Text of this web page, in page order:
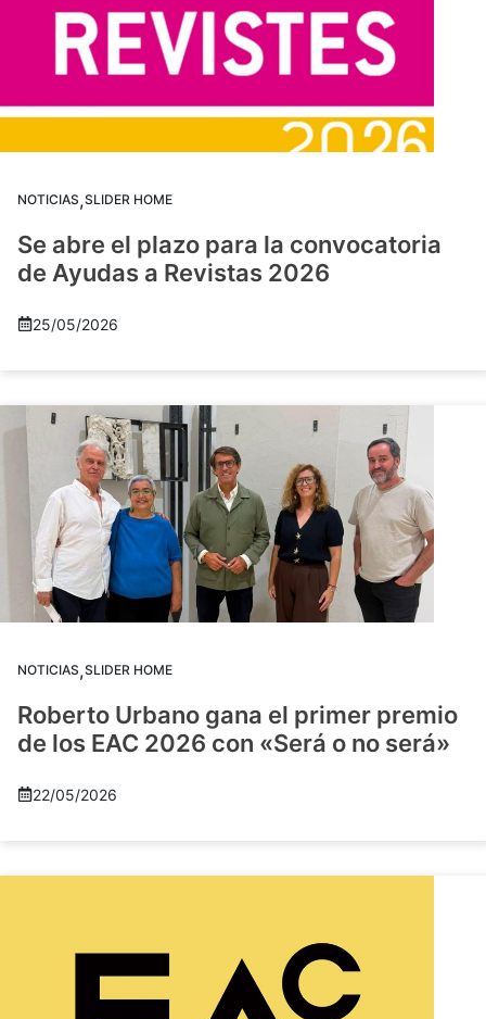
NOTICIAS,SLIDER HOME
Se abre el plazo para la convocatoria
de Ayudas a Revistas 2026
25/05/2026
NOTICIAS,SLIDER HOME
Roberto Urbano gana el primer premio
de los EAC 2026 con «Será o no será»
22/05/2026